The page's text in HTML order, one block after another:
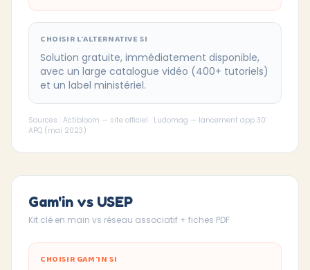
CHOISIR L'ALTERNATIVE SI
Solution gratuite, immédiatement disponible,
avec un large catalogue vidéo (400+ tutoriels)
et un label ministériel.
Sources : Actibloom — site officiel · Ludomag — lancement app 30'
APQ (mai 2023)
Gam'in vs USEP
Kit clé en main vs réseau associatif + fiches PDF
CHOISIR GAM'IN SI